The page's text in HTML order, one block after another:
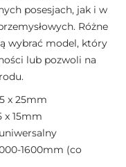
posesjach, jak i w
Różne
wybrać model, który
lub pozwoli na
x 25mm
x 15mm
1600mm (co